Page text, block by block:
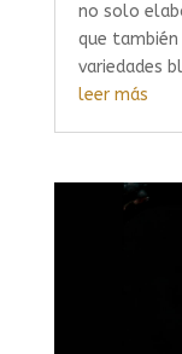
no solo
que
variedades
leer más